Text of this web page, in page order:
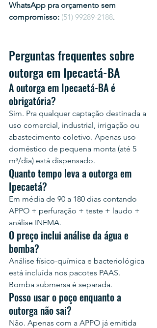
WhatsApp pra orçamento sem
compromisso: (51) 99289-2188.
Perguntas frequentes sobre
outorga em Ipecaetá-BA
A outorga em Ipecaetá-BA é
obrigatória?
Sim. Pra qualquer captação destinada a
uso comercial, industrial, irrigação ou
abastecimento coletivo. Apenas uso
doméstico de pequena monta (até 5
m³/dia) está dispensado.
Quanto tempo leva a outorga em
Ipecaetá?
Em média de 90 a 180 dias contando
APPO + perfuração + teste + laudo +
análise INEMA.
O preço inclui análise da água e
bomba?
Análise físico-química e bacteriológica
está incluída nos pacotes PAAS.
Bomba submersa é separada.
Posso usar o poço enquanto a
outorga não sai?
Não. Apenas com a APPO já emitida